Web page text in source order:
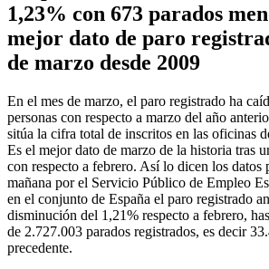
1,23% con 673 parados
mejor dato de paro
de marzo desde 2009
En el mes de marzo, el paro registrado ha
personas con respecto a marzo del año
sitúa la cifra total de inscritos en las oficinas
Es el mejor dato de marzo de la historia tras
con respecto a febrero. Así lo dicen los datos
mañana por el Servicio Público de Empleo
en el conjunto de España el paro registrado
disminución del 1,21% respecto a febrero,
de 2.727.003 parados registrados, es decir
precedente.